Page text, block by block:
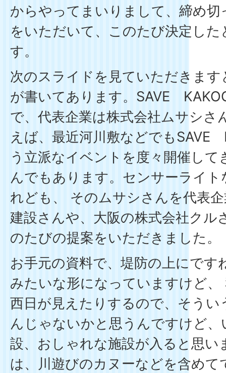
からやってまいりまして、締め切
をいただいて、このたび決定し
す。
次のスライドを見ていただきま
が書いてあります。SAVE
で、代表企業は株式会社ムサシさ
えば、最近河川敷などでも
う立派なイベントを度々開催し
んでもあります。センサーライ
れども、 そのムサシさんを代表
建設さんや、大阪の株式会社クル
のたびの提案をいただきました。
お手元の資料で、堤防の上にです
みたいな形になっていますけど
西日が見えたりするので、そうい
んじゃないかと思うんですけど
設、おしゃれな施設が入ると思い
は、川遊びのカヌーなどを含め